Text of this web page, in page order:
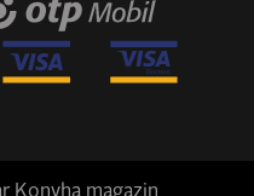
Konyha magazin